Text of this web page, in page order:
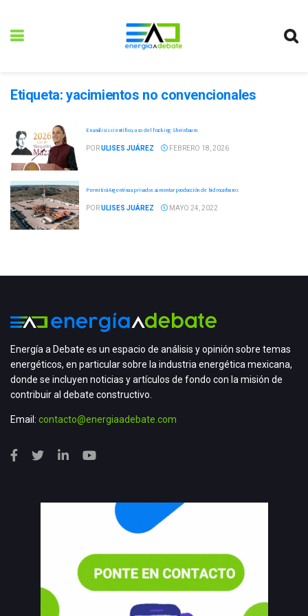
Etiqueta: yacimientos no convencionales
En análisis científico, uso del fracking: Sheinbaum
PORULISES JUÁREZ FEBRERO 18, 2026
Permitirá Argentina a privados aumentar producción de hidrocarburos
PORULISES JUÁREZ MAYO 24, 2022
Energía a Debate es un espacio de análisis y opinión sobre temas
energéticos, en particular sobre la industria energética mexicana,
donde se incluyen noticias y artículos de fondo con la misión de
contribuir al debate constructivo.
Email: contacto@energiaadebate.com